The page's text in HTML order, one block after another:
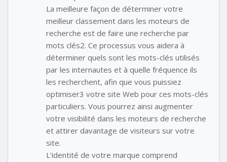
La meilleure façon de déterminer votre
meilleur classement dans les moteurs de
recherche est de faire une recherche par
mots clés2. Ce processus vous aidera à
déterminer quels sont les mots-clés utilisés
par les internautes et à quelle fréquence ils
les recherchent, afin que vous puissiez
optimiser3 votre site Web pour ces mots-clés
particuliers. Vous pourrez ainsi augmenter
votre visibilité dans les moteurs de recherche
et attirer davantage de visiteurs sur votre
site.
L’identité de votre marque comprend